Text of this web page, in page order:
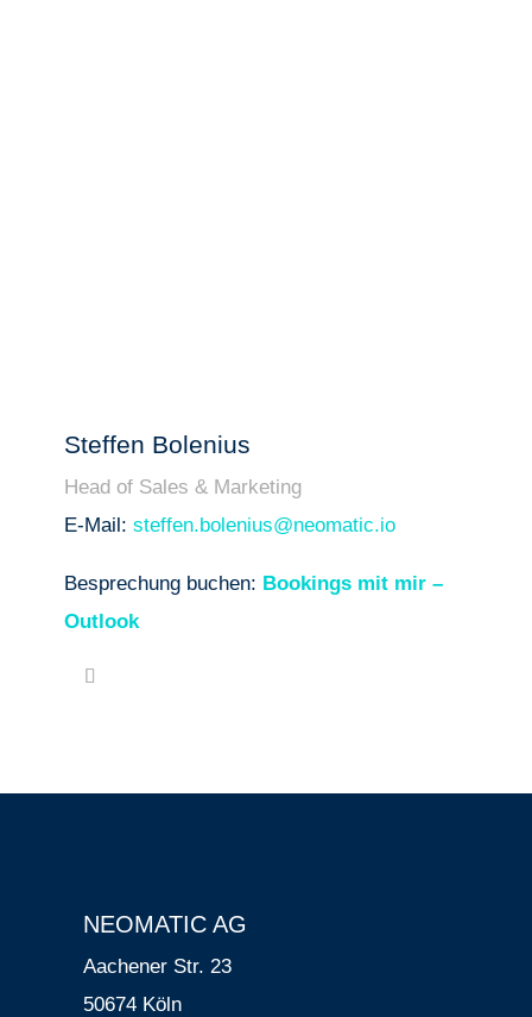
Steffen Bolenius
Head of Sales & Marketing
E-Mail: steffen.bolenius@neomatic.io
Besprechung buchen: Bookings mit mir –
Outlook
NEOMATIC AG
Aachener Str. 23
50674 Köln